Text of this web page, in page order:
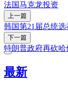
法国马克龙投资
上一篇
韩国第21届总统
下一篇
特朗普政府再砍哈
最新